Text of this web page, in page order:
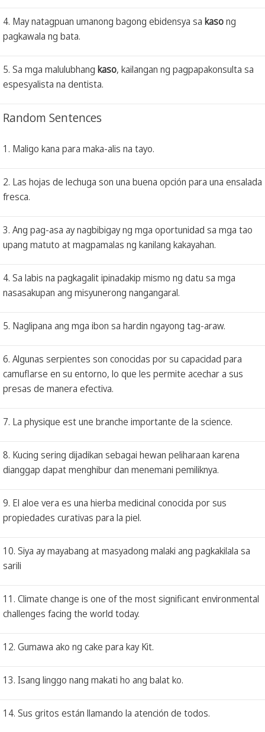
4. May natagpuan umanong bagong ebidensya sa kasong
pagkawala ng bata.
5. Sa mga malulubhang kaso, kailangan ng pagpapakonsulta sa
espesyalista na dentista.
Random Sentences
1. Maligo kana para maka-alis na tayo.
2. Las hojas de lechuga son una buena opción para una ensalada
fresca.
3. Ang pag-asa ay nagbibigay ng mga oportunidad sa mga tao
upang matuto at magpamalas ng kanilang kakayahan.
4. Sa labis na pagkagalit ipinadakip mismo ng datu sa mga
nasasakupan ang misyunerong nangangaral.
5. Naglipana ang mga ibon sa hardin ngayong tag-araw.
6. Algunas serpientes son conocidas por su capacidad para
camuflarse en su entorno, lo que les permite acechar a sus
presas de manera efectiva.
7. La physique est une branche importante de la science.
8. Kucing sering dijadikan sebagai hewan peliharaan karena
dianggap dapat menghibur dan menemani pemiliknya.
9. El aloe vera es una hierba medicinal conocida por sus
propiedades curativas para la piel.
10. Siya ay mayabang at masyadong malaki ang pagkakilala sa
sarili
11. Climate change is one of the most significant environmental
challenges facing the world today.
12. Gumawa ako ng cake para kay Kit.
13. Isang linggo nang makati ho ang balat ko.
14. Sus gritos están llamando la atención de todos.